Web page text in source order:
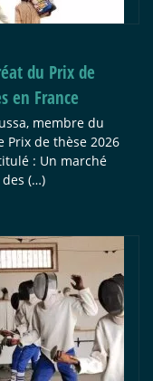
du Prix de
en France
membre du
Prix de thèse 2026
: Un marché
(…)